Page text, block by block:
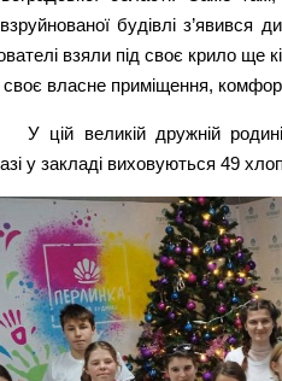
будівлі з’явився
взяли під своє крило ще
власне приміщення,
У цій великій дружній
у закладі виховуються 49